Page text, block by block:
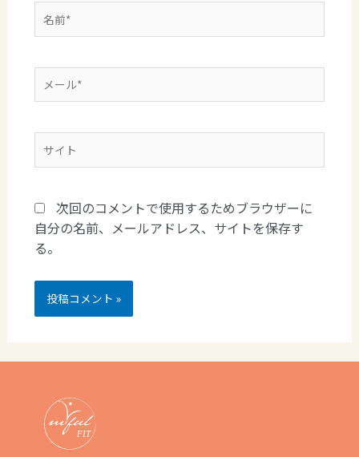
次回のコメントで使用するためブラウザーに
自分の名前、メールアドレス、サイトを保存す
る。